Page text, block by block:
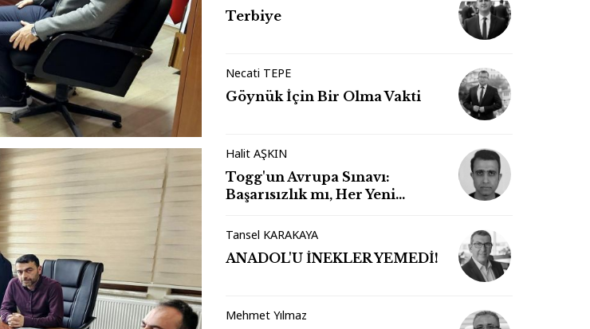
Terbiye
Necati TEPE
Göynük İçin Bir Olma Vakti
Halit AŞKIN
Togg'un Avrupa Sınavı:
Başarısızlık mı, Her Yeni
Tansel KARAKAYA
ANADOL'U İNEKLER YEMEDİ!
Mehmet Yılmaz